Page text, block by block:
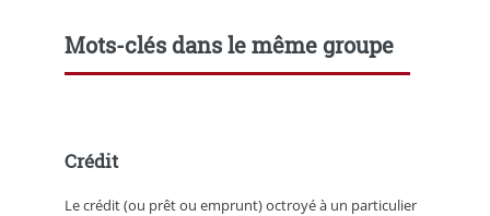
Mots-clés dans le même groupe
Crédit
Le crédit (ou prêt ou emprunt) octroyé à un particulier